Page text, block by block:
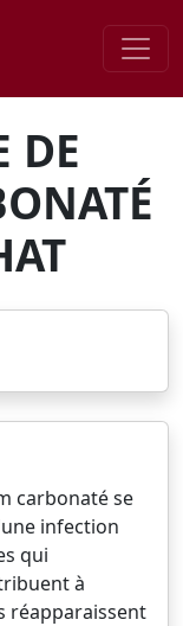
DE
carbonaté se
infection
qui
à
réapparaissent